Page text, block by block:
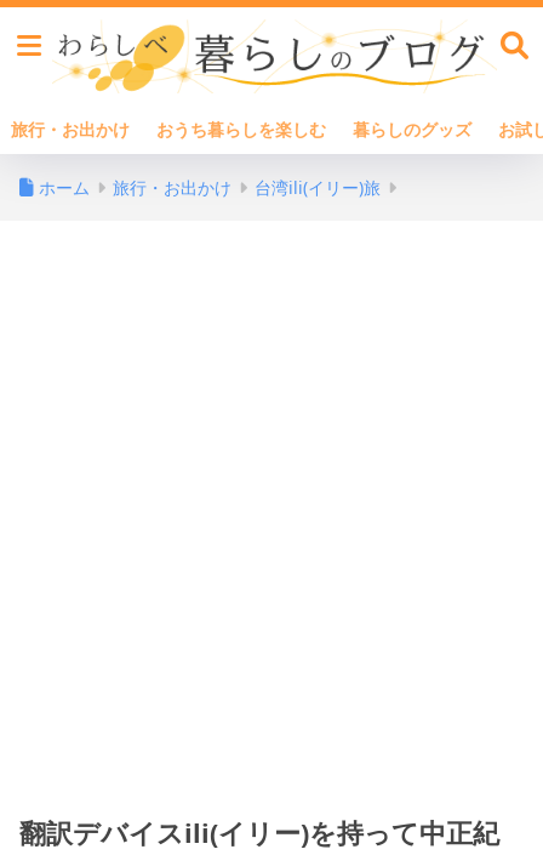
旅行・お出かけ おうち暮らしを楽しむ 暮らしのグッズ お試
ホーム 旅行・お出かけ 台湾ili(イリー)旅
翻訳デバイスili(イリー)を持って中正紀